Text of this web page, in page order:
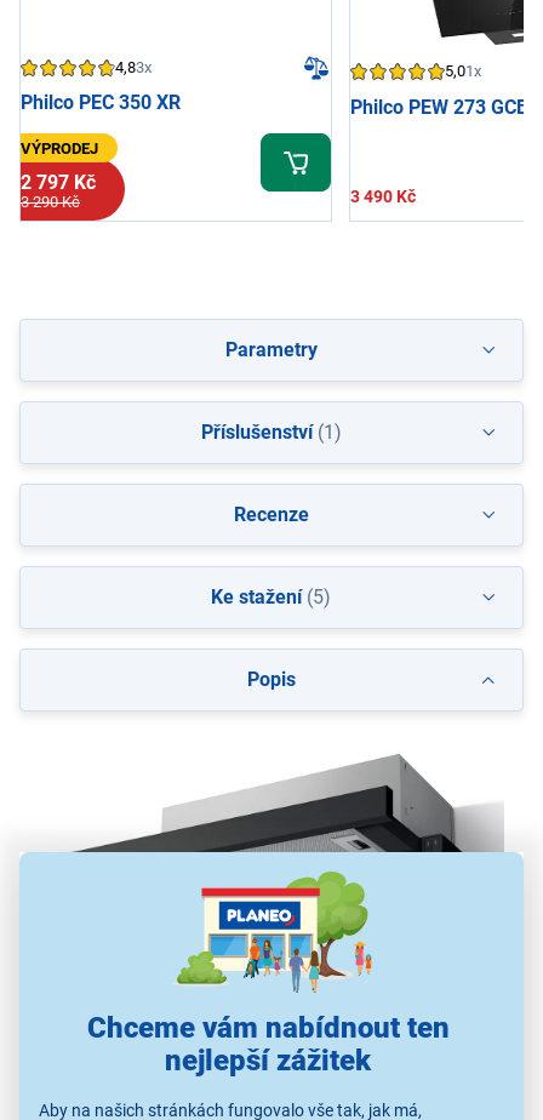
Chceme vám nabídnout ten
nejlepší zážitek
Aby na našich stránkách fungovalo vše tak, jak má,
4,83x
Philco PEC 350 XR
VÝPRODEJ
2 797 Kč
3 290 Kč
5,01x
Philco PEW 273 GCB
3 490 Kč
Popis
Výsuvný odsavač par Philco Apia 60 TB
max. výkon odsávání 304 m³/h
Parametry
Příslušenství(1)
Recenze
Ke stažení(5)